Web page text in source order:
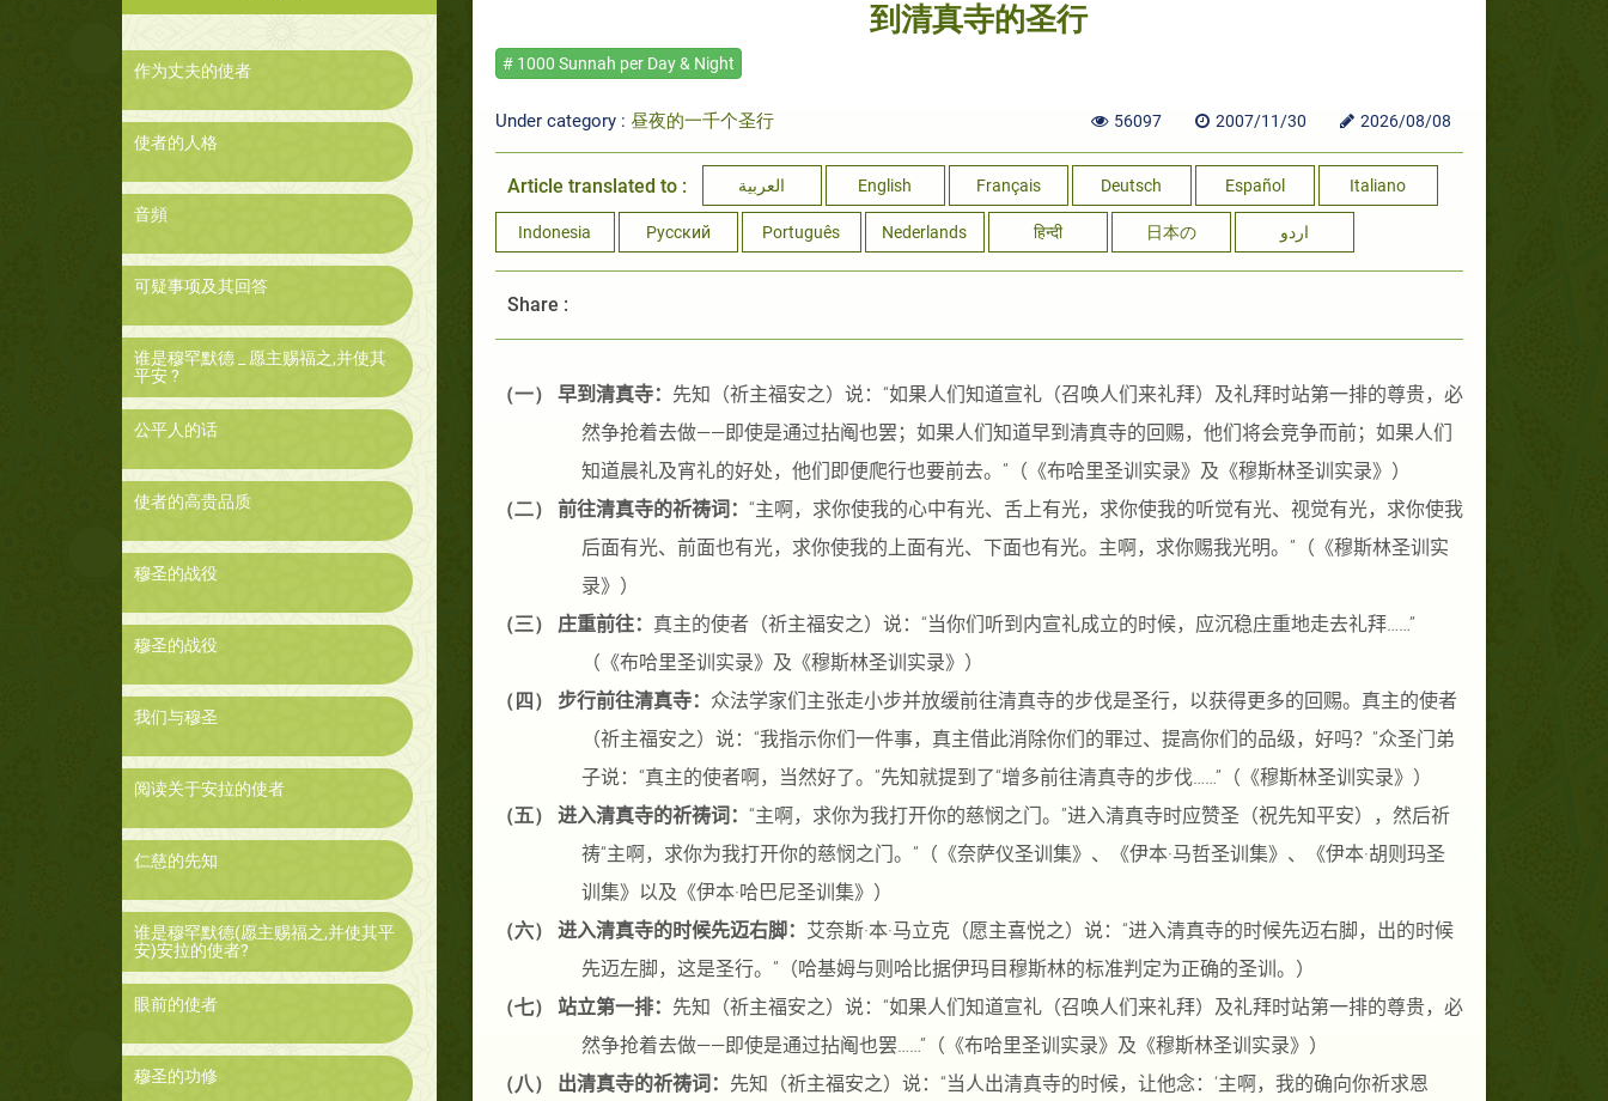
作为丈夫的使者
使者的人格
音頻
可疑事项及其回答
谁是穆罕默德 _ 愿主赐福之,并使其
平安 ?
公平人的话
使者的高贵品质
穆圣的战役
穆圣的战役
我们与穆圣
阅读关于安拉的使者
仁慈的先知
谁是穆罕默德(愿主赐福之,并使其平
安)安拉的使者?
眼前的使者
穆圣的功修
到清真寺的圣行
# 1000 Sunnah per Day & Night
Under category : 昼夜的一千个圣行 56097 2007/11/30 2026/08/08
Article translated to : العربية English Français Deutsch Español Italiano
Indonesia Русский Português Nederlands हिन्दी 日本の اردو
Share :
（一） 早到清真寺： 先知（祈主福安之）说：“如果人们知道宣礼（召唤人们来礼拜）及礼拜时站第一排的尊贵，必
然争抢着去做——即使是通过拈阄也罢；如果人们知道早到清真寺的回赐，他们将会竞争而前；如果人们
知道晨礼及宵礼的好处，他们即便爬行也要前去。”（《布哈里圣训实录》及《穆斯林圣训实录》）
（二）
前往清真寺的祈祷词： “主啊，求你使我的心中有光、舌上有光，求你使我的听觉有光、视觉有光，求你使我
后面有光、前面也有光，求你使我的上面有光、下面也有光。主啊，求你赐我光明。”（《穆斯林圣训实
录》）
（三）
庄重前往： 真主的使者（祈主福安之）说：“当你们听到内宣礼成立的时候，应沉稳庄重地走去礼拜……”
（《布哈里圣训实录》及《穆斯林圣训实录》）
（四）
步行前往清真寺： 众法学家们主张走小步并放缓前往清真寺的步伐是圣行，以获得更多的回赐。真主的使者
（祈主福安之）说：“我指示你们一件事，真主借此消除你们的罪过、提高你们的品级，好吗？”众圣门弟
子说：“真主的使者啊，当然好了。”先知就提到了“增多前往清真寺的步伐……”（《穆斯林圣训实录》）
（五）
进入清真寺的祈祷词： “主啊，求你为我打开你的慈悯之门。”进入清真寺时应赞圣（祝先知平安），然后祈
祷“主啊，求你为我打开你的慈悯之门。”（《奈萨仪圣训集》、《伊本·马哲圣训集》、《伊本·胡则玛圣
训集》以及《伊本·哈巴尼圣训集》）
（六）
进入清真寺的时候先迈右脚： 艾奈斯·本·马立克（愿主喜悦之）说：“进入清真寺的时候先迈右脚，出的时候
先迈左脚，这是圣行。”（哈基姆与则哈比据伊玛目穆斯林的标准判定为正确的圣训。）
（七）
站立第一排： 先知（祈主福安之）说：“如果人们知道宣礼（召唤人们来礼拜）及礼拜时站第一排的尊贵，必
然争抢着去做——即使是通过拈阄也罢……”（《布哈里圣训实录》及《穆斯林圣训实录》）
（八）
出清真寺的祈祷词： 先知（祈主福安之）说：“当人出清真寺的时候，让他念：‘主啊，我的确向你祈求恩